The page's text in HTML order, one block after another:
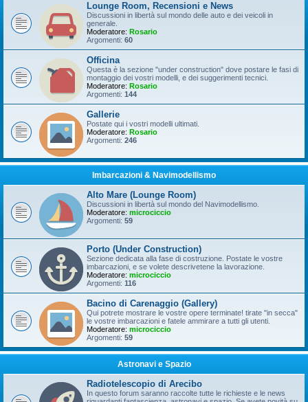
Lounge Room, Recensioni e News
Discussioni in libertà sul mondo delle auto e dei veicoli in
generale.
Moderatore: Rosario
Argomenti: 60
Officina
Questa è la sezione "under construction" dove postare le fasi di
montaggio dei vostri modelli, e dei suggerimenti tecnici.
Moderatore: Rosario
Argomenti: 144
Gallerie
Postate qui i vostri modelli ultimati.
Moderatore: Rosario
Argomenti: 246
Imbarcazioni & Navimodellismo
Alto Mare (Lounge Room)
Discussioni in libertà sul mondo del Navimodellismo.
Moderatore: microciccio
Argomenti: 59
Porto (Under Construction)
Sezione dedicata alla fase di costruzione. Postate le vostre
imbarcazioni, e se volete descrivetene la lavorazione.
Moderatore: microciccio
Argomenti: 116
Bacino di Carenaggio (Gallery)
Qui potrete mostrare le vostre opere terminate! tirate "in secca"
le vostre imbarcazioni e fatele ammirare a tutti gli utenti.
Moderatore: microciccio
Argomenti: 59
Astronavi e Spazio
Radiotelescopio di Arecibo
In questo forum saranno raccolte tutte le richieste e le news